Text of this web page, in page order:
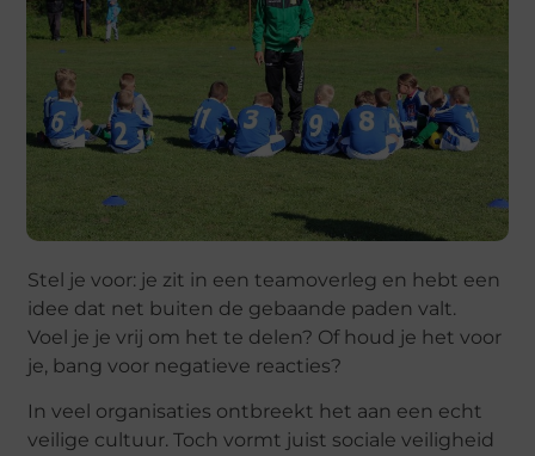
Stel je voor: je zit in een teamoverleg en hebt een
idee dat net buiten de gebaande paden valt.
Voel je je vrij om het te delen? Of houd je het voor
je, bang voor negatieve reacties?
In veel organisaties ontbreekt het aan een echt
veilige cultuur. Toch vormt juist sociale veiligheid